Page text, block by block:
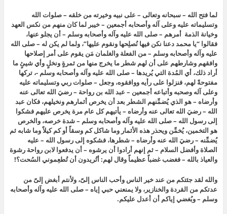
لما فتح الله – سبحانه وتعالى – على نبيه وخيرته من خلقه – صلوات الله
وتسليماته عليه وعلى آله وأصحابه أجمعين – خيبر لما كان منهم من نكس العهد
وخيانة الذمة أمرهم – صلى الله عليه وآله وأصحابه وسلم – أن يجلو عنها،
فقالوا “يا محمد دعنا نكن فيها نُصلِحها ونقوم عليها”، ولما لم يكن له – صلى الله
عليه وآله وأصحابه وسلم – من الفعلة والغلمان مَن يقوم على أمر إصلاحها
وافقهم وشارطهم على أن لهم شطر ما يخرج منها من ثمرةٍ ونخلٍ وأي شيئٍ ما
أراد ذلك، أي المُدة التي يُريدها – صلى الله عليه وآله وأصحابه وسلم -، تركها
مفتوحةً لهم، فنزلوا على رأيه ووافقوه، وجعل – صلوات ربي وتسليماته عليه
وعلى آله وصحبه وأتباعه أجمعين – عبد الله بن رواحة – رضيَ الله تعالى عنه
وأرضاه – هو الذي يُضمِّنهم الشطر بعد أن يخرص أثمارهم ونخيلهم، فكان عبد
الله – رضيَ الله تعالى عنه وأرضاه – يأتيهم كل عام مرة يخرص عليهم فشكوا
إلى رسول الله – صلى الله عليه وآله وأصحابه وسلم – شدة خرصه، والخرص
هو التخمين، يُخمِّن ويحذر هذه الأثمار وما شاكل كم وسقاً أو كم كيلاً وما شابه ثم
يُضمِّنه – رضيَ الله عنه وأرضاه – شطرها، فشكوه إلى رسول الله – عليه
الصلاة وأفضل السلام – ثم إنهم أرادوا أن يرشوه – أن يدفعوا لابن رواحة رشوة
والعياذ بالله – فغضب غضباً عظيماً وقال لهم: أتُريدون أن تُطعِموني السُحت؟!
والله لقد جئتكم من عند خير الناس وأحب الناس إلىّ، ولأنتم أبغض إلىّ من
عدتكم من القردة والخنازير، ولا يمنعني حبي إياه – صلى الله عليه وآله وأصحابه
وسلم – وبُغضي إياكم أن أعدل عليكم.